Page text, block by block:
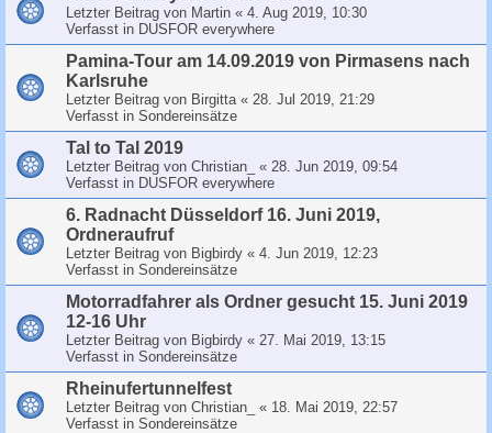
Letzter Beitrag von Martin « 4. Aug 2019, 10:30
Verfasst in DUSFOR everywhere
Pamina-Tour am 14.09.2019 von Pirmasens nach
Karlsruhe
Letzter Beitrag von Birgitta« 28. Jul 2019, 21:29
Verfasst in Sondereinsätze
Tal to Tal 2019
Letzter Beitrag von Christian_ « 28. Jun 2019, 09:54
Verfasst in DUSFOR everywhere
6. Radnacht Düsseldorf 16. Juni 2019,
Ordneraufruf
Letzter Beitrag von Bigbirdy « 4. Jun 2019, 12:23
Verfasst in Sondereinsätze
Motorradfahrer als Ordner gesucht 15. Juni 2019
12-16 Uhr
Letzter Beitrag von Bigbirdy « 27. Mai 2019, 13:15
Verfasst in Sondereinsätze
Rheinufertunnelfest
Letzter Beitrag von Christian_ « 18. Mai 2019, 22:57
Verfasst in Sondereinsätze